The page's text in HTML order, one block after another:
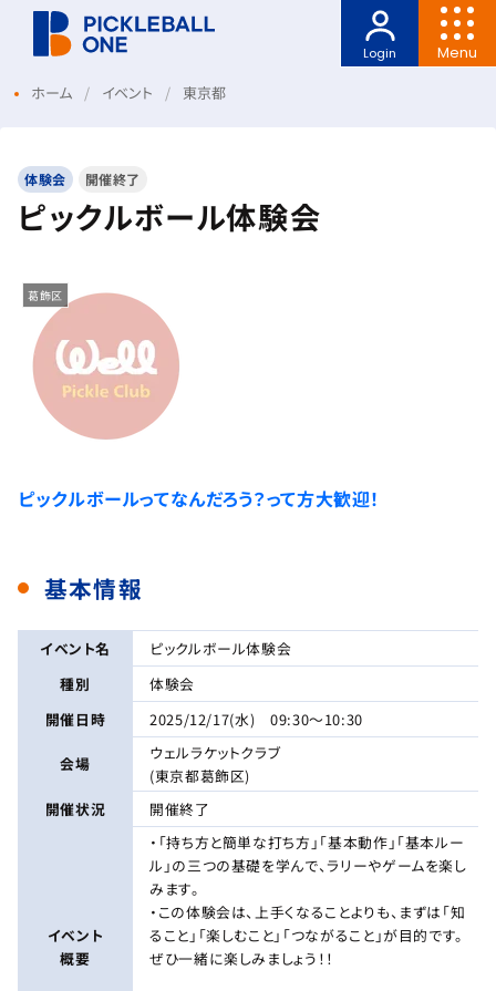
Menu
Login
ホーム イベント 東京都
体験会 開催終了
ピックルボール体験会
葛飾区
ピックルボールってなんだろう？って方大歓迎！
基本情報
イベント名
ピックルボール体験会
種別
体験会
開催日時
2025/12/17(水) 09:30～10:30
会場
ウェルラケットクラブ
(東京都葛飾区)
開催状況
開催終了
イベント
概要
・「持ち方と簡単な打ち方」「基本動作」「基本ルー
ル」の三つの基礎を学んで、ラリーやゲームを楽し
みます。
・この体験会は、上手くなることよりも、まずは「知
ること」「楽しむこと」「つながること」が目的です。
ぜひ一緒に楽しみましょう！！